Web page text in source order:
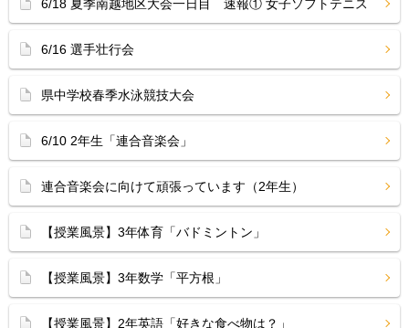
6/18 夏季南越地区大会一日目 速報① 女子ソフトテニス
6/16 選手壮行会
県中学校春季水泳競技大会
6/10 2年生「連合音楽会」
連合音楽会に向けて頑張っています（2年生）
【授業風景】3年体育「バドミントン」
【授業風景】3年数学「平方根」
【授業風景】2年英語「好きな食べ物は？」